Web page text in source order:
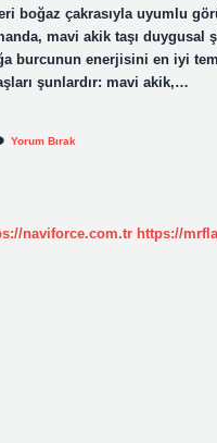
boğaz çakrasıyla uyumlu
mavi akik taşı
burcunun enerjisini en iyi
şunlardır: mavi akik,…
Yorum Bırak
naviforce.com.tr https://